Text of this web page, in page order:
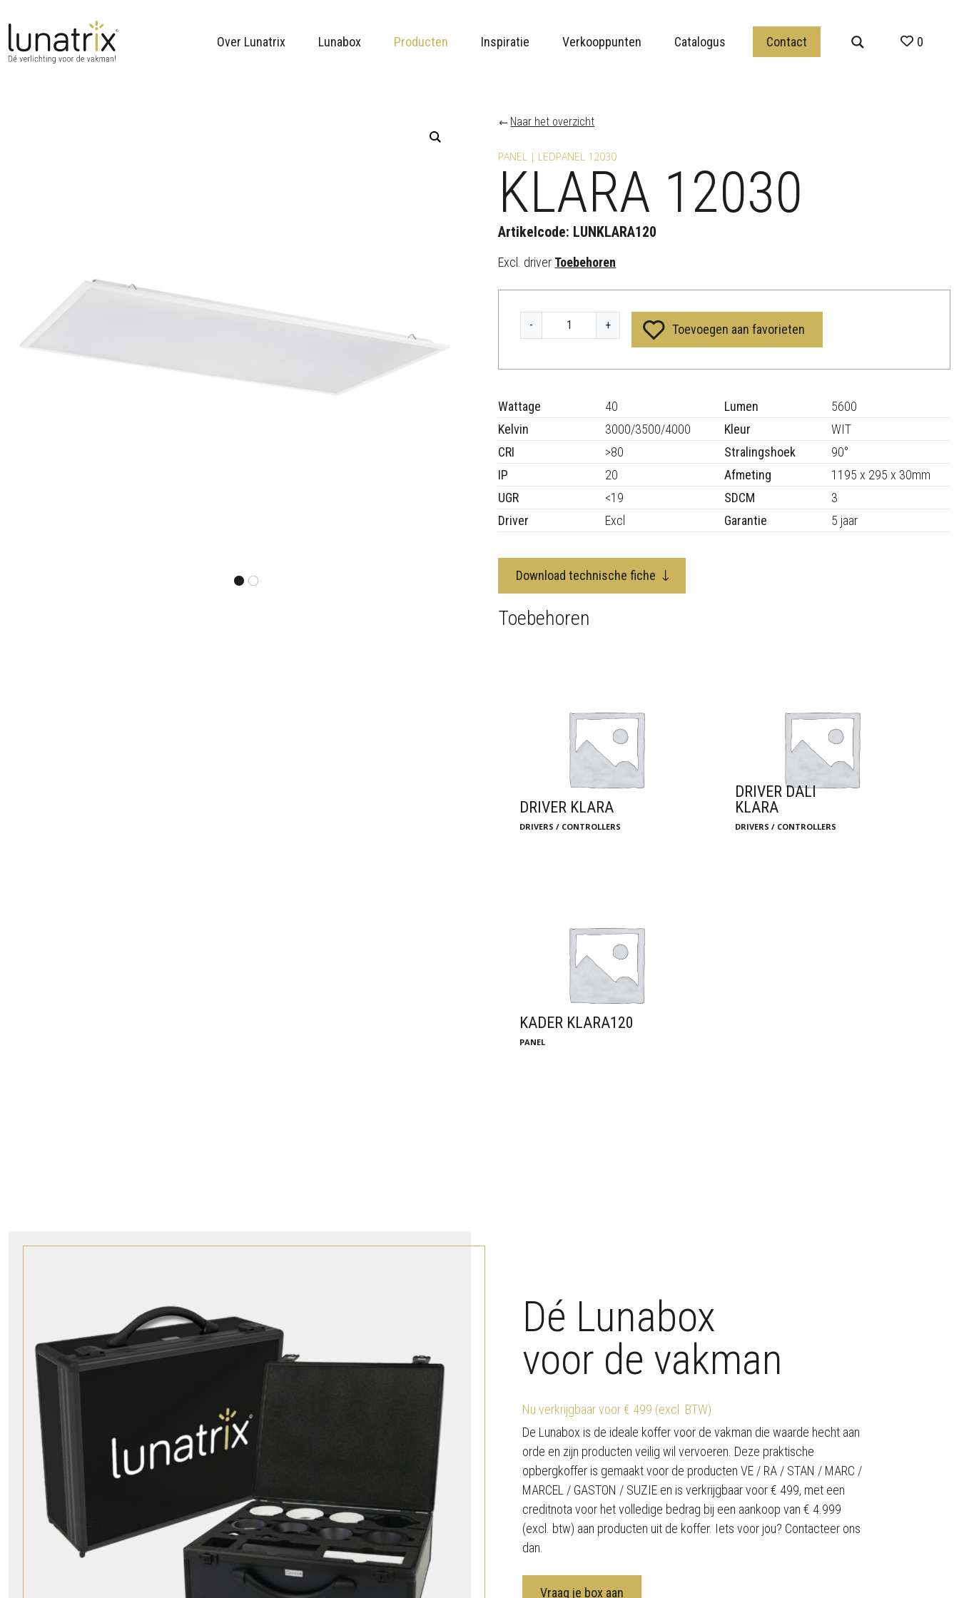
Over Lunatrix Lunabox Producten Inspiratie Verkooppunten Catalogus Contact 0
Naar het overzicht
PANEL | LEDPANEL 12030
KLARA 12030
Artikelcode: LUNKLARA120
Excl. driver Toebehoren
-
L
1
2
a
a
t
a
+ Toevoegen aan favorieten
Wattage 40 Lumen
5600
Kelvin
3000/3500/4000 Kleur
WIT
CRI
>80 Stralingshoek
90°
IP
20 Afmeting
1195 x 295 x 30mm
UGR
<19 SDCM
3
Driver
Excl Garantie 5 jaar
Download technische fiche
Toebehoren
DRIVER KLARA
DRIVERS / CONTROLLERS
DRIVER DALI
KLARA
DRIVERS / CONTROLLERS
KADER KLARA120
PANEL
Dé Lunabox
voor de vakman
Nu verkrijgbaar voor € 499 (excl. BTW)
De Lunabox is de ideale koffer voor de vakman die waarde hecht aan
orde en zijn producten veilig wil vervoeren. Deze praktische
opbergkoffer is gemaakt voor de producten VE / RA / STAN / MARC /
MARCEL / GASTON / SUZIE en is verkrijgbaar voor € 499, met een
creditnota voor het volledige bedrag bij een aankoop van € 4.999
(excl. btw) aan producten uit de koffer. Iets voor jou? Contacteer ons
dan.
Vraag je box aan